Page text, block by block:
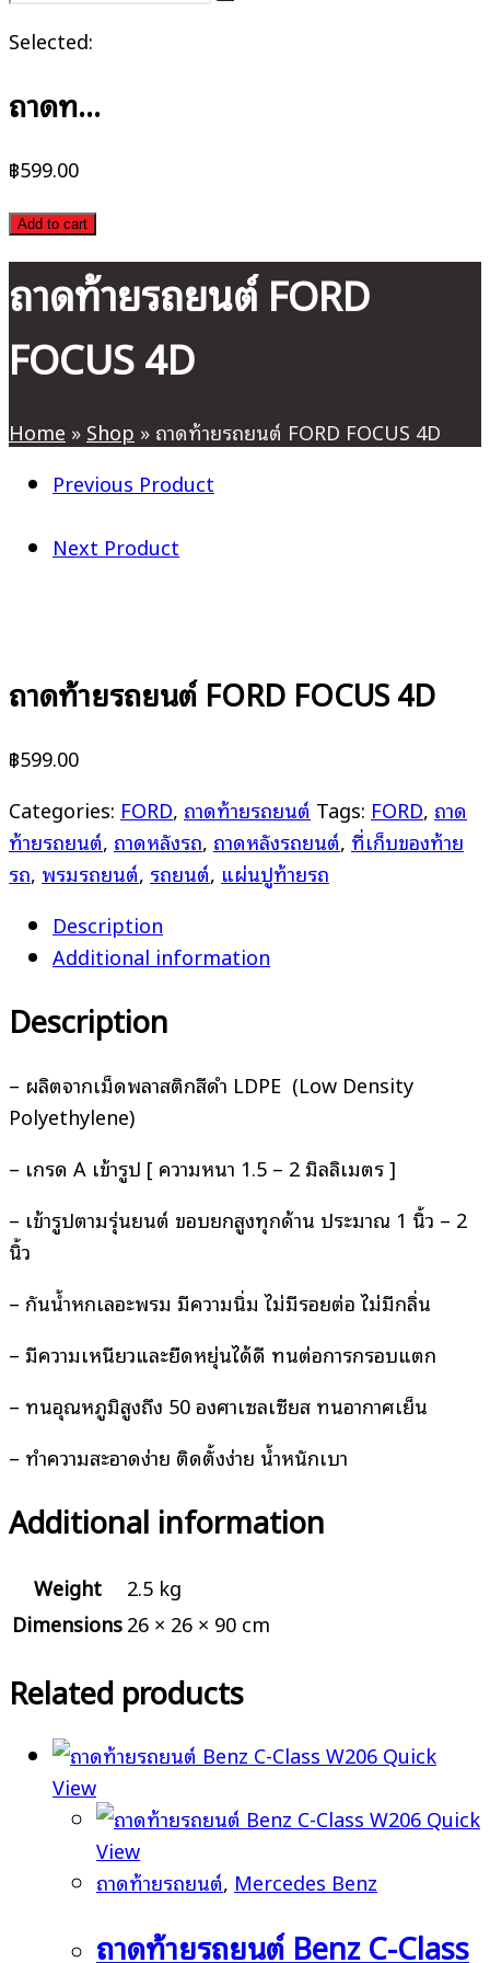
Selected:
ถาดท…
฿599.00
Add to cart
ถาดท้ายรถยนต์ FORD
FOCUS 4D
Home » Shop » ถาดท้ายรถยนต์ FORD FOCUS 4D
Previous Product
Next Product
ถาดท้ายรถยนต์ FORD FOCUS 4D
฿599.00
Categories: FORD, ถาดท้ายรถยนต์ Tags: FORD, ถาด
ท้ายรถยนต์, ถาดหลังรถ, ถาดหลังรถยนต์, ที่เก็บของท้าย
รถ, พรมรถยนต์, รถยนต์, แผ่นปูท้ายรถ
Description
Additional information
Description
– ผลิตจากเม็ดพลาสติกสีดำ LDPE (Low Density
Polyethylene)
– เกรด A เข้ารูป [ ความหนา 1.5 – 2 มิลลิเมตร ]
– เข้ารูปตามรุ่นยนต์ ขอบยกสูงทุกด้าน ประมาณ 1 นิ้ว – 2
นิ้ว
– กันน้ำหกเลอะพรม มีความนิ่ม ไม่มีรอยต่อ ไม่มีกลิ่น
– มีความเหนียวและยืดหยุ่นได้ดี ทนต่อการกรอบแตก
– ทนอุณหภูมิสูงถึง 50 องศาเซลเซียส ทนอากาศเย็น
– ทำความสะอาดง่าย ติดตั้งง่าย น้ำหนักเบา
Additional information
Weight
2.5 kg
Dimensions26 × 26 × 90 cm
Related products
Quick
View
Quick
View
ถาดท้ายรถยนต์, Mercedes Benz
ถาดท้ายรถยนต์ Benz C-Class